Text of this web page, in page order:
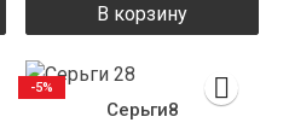
В корзину
Серьги8
-5%